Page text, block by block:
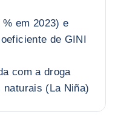
em 2023) e
de GINI
com a droga
(La Niña)